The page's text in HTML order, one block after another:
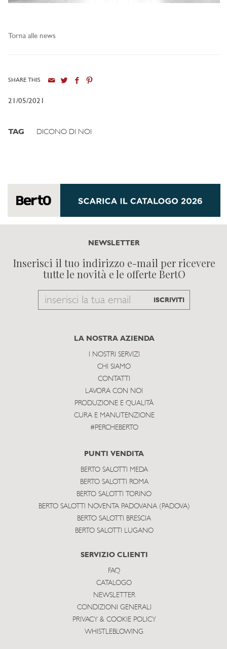
Torna alle news
SHARE THIS
21/05/2021
TAG DICONO DI NOI
NEWSLETTER
Inserisci il tuo indirizzo e-mail per ricevere
tutte le novità e le offerte BertO
Email
subscribe
ISCRIVITI
LA NOSTRA AZIENDA
I NOSTRI SERVIZI
CHI SIAMO
CONTATTI
LAVORA CON NOI
PRODUZIONE E QUALITÀ
CURA E MANUTENZIONE
#PERCHEBERTO
PUNTI VENDITA
BERTO SALOTTI MEDA
BERTO SALOTTI ROMA
BERTO SALOTTI TORINO
BERTO SALOTTI NOVENTA PADOVANA (PADOVA)
BERTO SALOTTI BRESCIA
BERTO SALOTTI LUGANO
SERVIZIO CLIENTI
FAQ
CATALOGO
NEWSLETTER
CONDIZIONI GENERALI
PRIVACY & COOKIE POLICY
WHISTLEBLOWING